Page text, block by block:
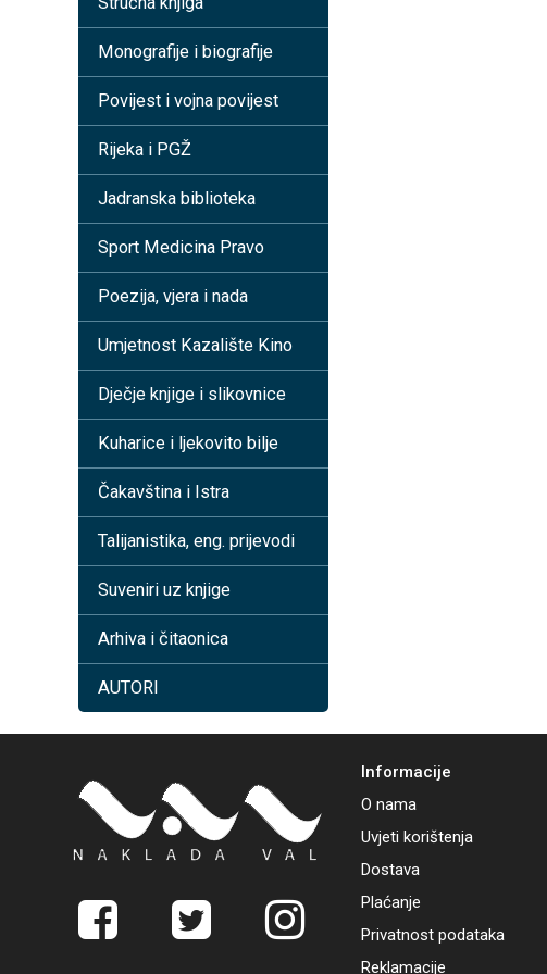
Monografije i biografije
Povijest i vojna povijest
Rijeka i PGŽ
Jadranska biblioteka
Sport Medicina Pravo
Poezija, vjera i nada
Umjetnost Kazalište Kino
Dječje knjige i slikovnice
Kuharice i ljekovito bilje
Čakavština i Istra
Talijanistika, eng. prijevodi
Suveniri uz knjige
Arhiva i čitaonica
AUTORI
Informacije
O nama
Uvjeti korištenja
Dostava
Plaćanje
Privatnost podataka
Reklamacije